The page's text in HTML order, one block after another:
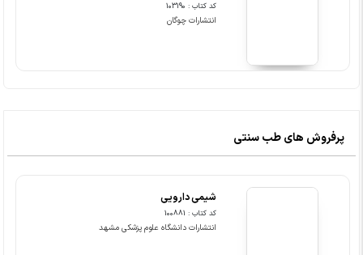
کد کتاب : 103190
انتشارات چوگان
پرفروش های طب سنتی
شیمی دارویی
کد کتاب : 100881
انتشارات دانشگاه علوم پزشکی مشهد